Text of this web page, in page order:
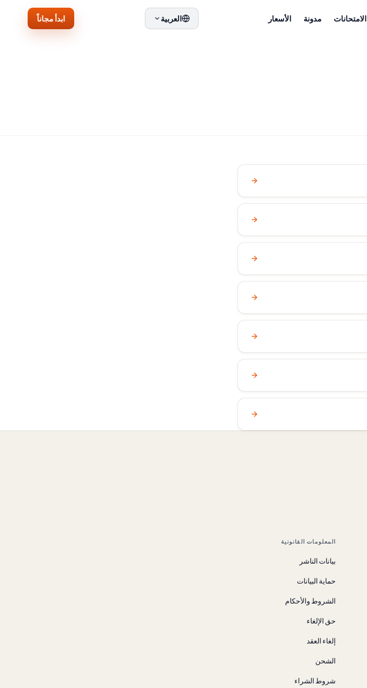
العربية الامتحانات مدونة الأسعار ابدأ مجاناً
المعلومات القانونية
بيانات الناشر
حماية البيانات
الشروط والأحكام
حق الإلغاء
إلغاء العقد
الشحن
شروط الشراء